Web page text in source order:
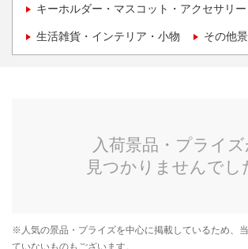
キーホルダー・マスコット・アクセサリー
生活雑貨・インテリア・小物 その他